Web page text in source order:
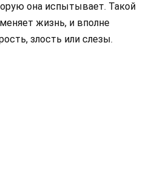
она испытывает. Такой
жизнь, и вполне
злость или слезы.